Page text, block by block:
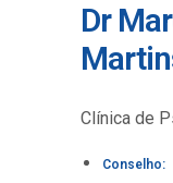
Dr
Clínica de
Conselho: